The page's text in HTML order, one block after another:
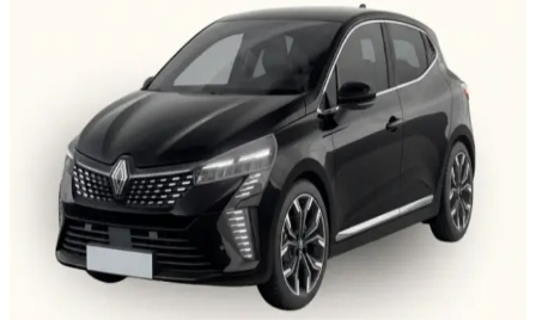
Automático
Gasolina
Ar condicionado
Km ilimitados
Cancelamento Gratuito
Anúncio verificado